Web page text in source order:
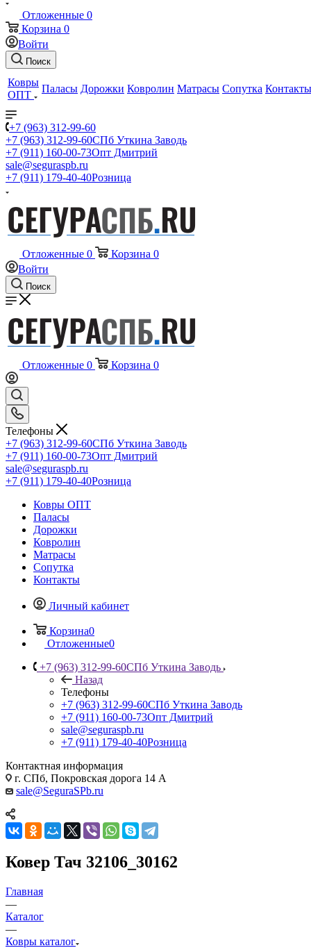
Отложенные 0
Корзина 0
Войти
Поиск
Ковры
ОПТ
Паласы Дорожки Ковролин Матрасы Сопутка Контакты
+7 (963) 312-99-60
+7 (963) 312-99-60СПб Уткина Заводь
+7 (911) 160-00-73Опт Дмитрий
sale@seguraspb.ru
+7 (911) 179-40-40Розница
Отложенные 0 Корзина 0
Войти
Поиск
Отложенные 0 Корзина 0
Телефоны
+7 (963) 312-99-60СПб Уткина Заводь
+7 (911) 160-00-73Опт Дмитрий
sale@seguraspb.ru
+7 (911) 179-40-40Розница
Ковры ОПТ
Паласы
Дорожки
Ковролин
Матрасы
Сопутка
Контакты
Личный кабинет
Корзина0
Отложенные0
+7 (963) 312-99-60СПб Уткина Заводь
Назад
Телефоны
+7 (963) 312-99-60СПб Уткина Заводь
+7 (911) 160-00-73Опт Дмитрий
sale@seguraspb.ru
+7 (911) 179-40-40Розница
Контактная информация
г. СПб, Покровская дорога 14 А
sale@SeguraSPb.ru
Ковер Тач 32106_30162
Главная
—
Каталог
—
Ковры каталог